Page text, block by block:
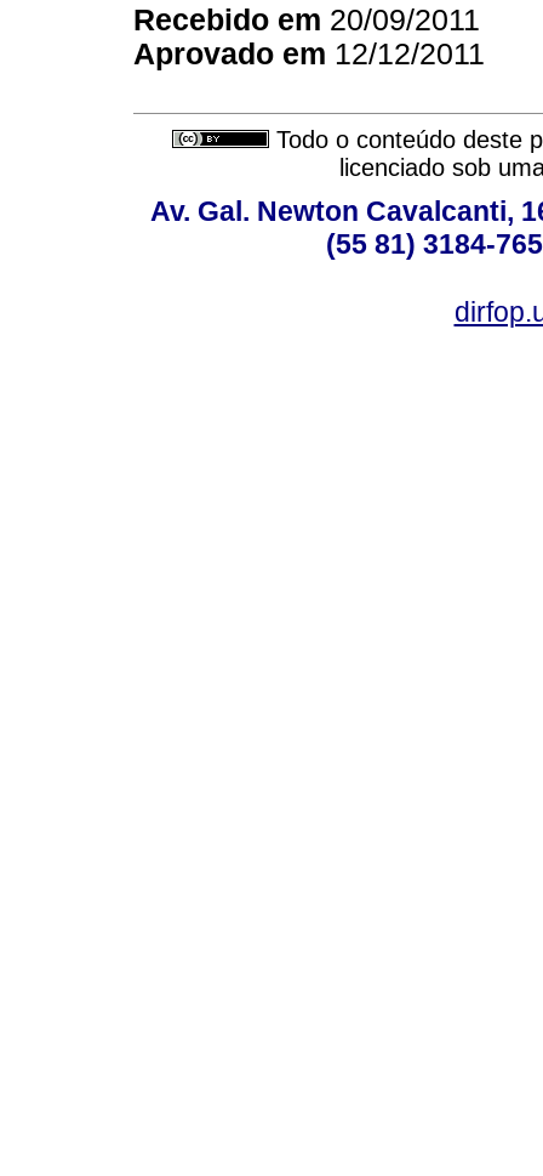
Recebido em 20/09/2011
Aprovado em 12/12/2011
Todo o conteúdo deste
licenciado sob
Av. Gal. Newton Cavalcanti,
(55 81) 3184-